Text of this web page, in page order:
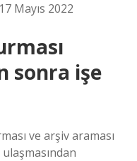
Mayıs 2022
sonra işe
ve arşiv araması